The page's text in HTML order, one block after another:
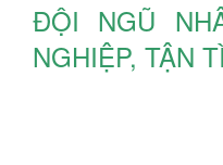
ĐỘI NGŨ
NGHIỆP, TẬN